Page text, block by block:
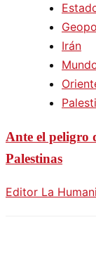
Irán
Ante el peligro
Palestinas
Editor La